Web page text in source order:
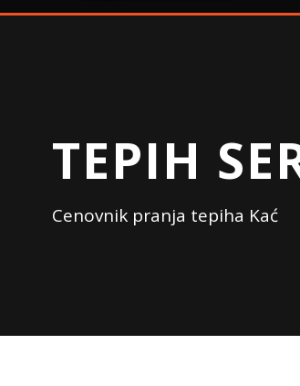
TEPIH
Cenovnik pranja tepiha Kać